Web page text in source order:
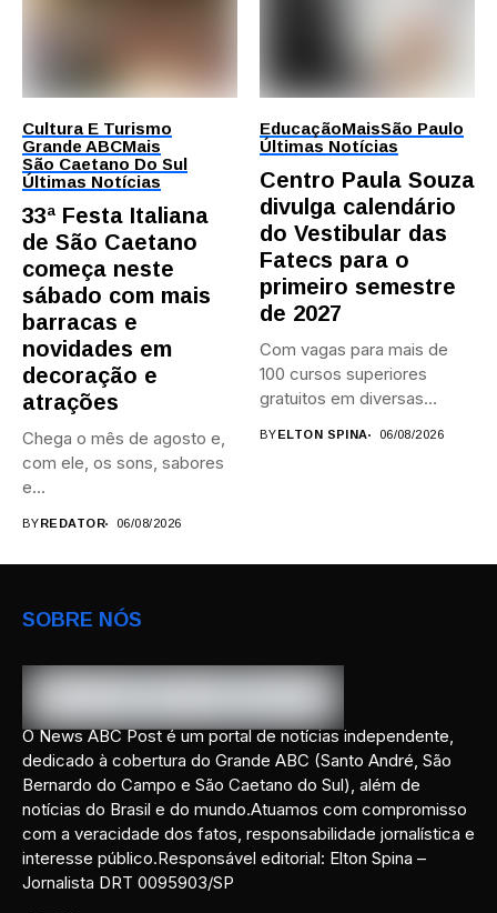
Cultura E Turismo
Grande ABCMais
São Caetano Do Sul
Últimas Notícias
33ª Festa Italiana
de São Caetano
começa neste
sábado com mais
barracas e
novidades em
decoração e
atrações
Chega o mês de agosto e,
com ele, os sons, sabores
e...
BYREDATOR 06/08/2026
EducaçãoMaisSão Paulo
Últimas Notícias
Centro Paula Souza
divulga calendário
do Vestibular das
Fatecs para o
primeiro semestre
de 2027
Com vagas para mais de
100 cursos superiores
gratuitos em diversas
BYELTON SPINA 06/08/2026
SOBRE NÓS
O News ABC Post é um portal de notícias independente,
dedicado à cobertura do Grande ABC (Santo André, São
Bernardo do Campo e São Caetano do Sul), além de
notícias do Brasil e do mundo.Atuamos com compromisso
com a veracidade dos fatos, responsabilidade jornalística e
interesse público.Responsável editorial: Elton Spina –
Jornalista DRT 0095903/SP